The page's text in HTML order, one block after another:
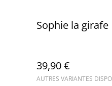
Sophie la girafe
39,90 €
AUTRES VARIANTES